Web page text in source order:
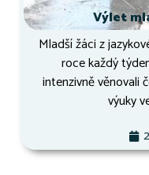
Výlet
Mladší žáci z
roce každý
intenzivně věnovali
výuky